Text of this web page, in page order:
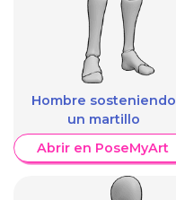
Hombre sosteniendo
un martillo
Abrir en PoseMyArt